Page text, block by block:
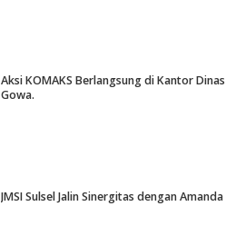
Aksi KOMAKS Berlangsung di Kantor
Gowa.
JMSI Sulsel Jalin Sinergitas dengan